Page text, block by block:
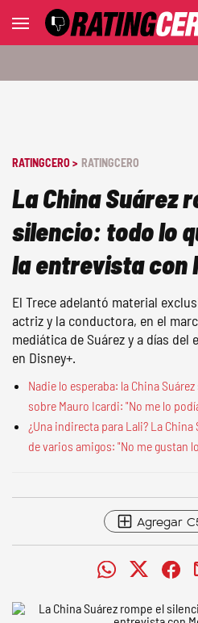
RATINGCERO > RATINGCERO
La China Suárez
silencio: todo lo
la entrevista con
El Trece adelantó material
actriz y la conductora, en el
mediática de Suárez y a días del
en Disney+.
Nadie lo esperaba: la China
sobre Mauro Icardi: "No me lo
¿Una indirecta para Lali? La
de varios amigos: "No me gustan
Agregar